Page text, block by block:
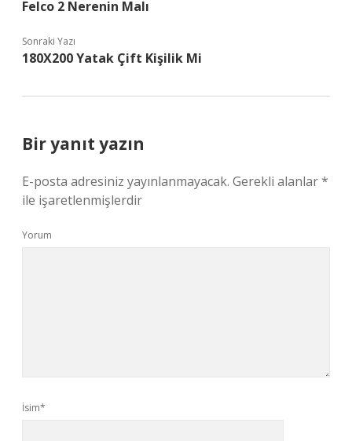
Felco 2 Nerenin Malı
Sonraki Yazı
180X200 Yatak Çift Kişilik Mi
Bir yanıt yazın
E-posta adresiniz yayınlanmayacak. Gerekli alanlar*
ile işaretlenmişlerdir
Yorum
İsim*